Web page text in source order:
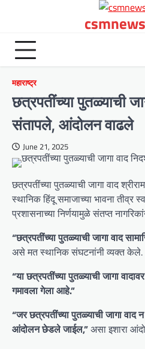
महाराष्ट्र
छत्रपतींच्या पुतळ्याची
संतापले, आंदोलन वाढले
June 21, 2025
छत्रपतींच्या पुतळ्याची जागा वाद
स्थानिक हिंदू समाजाच्या भावना तीव्र
प्रशासनाच्या निर्णयामुळे संतप्त
“छत्रपतींच्या पुतळ्याची जागा वाद
असे मत स्थानिक संघटनांनी व्यक्त केले.
“या छत्रपतींच्या पुतळ्याची जागा
गमावला गेला आहे.”
“जर छत्रपतींच्या पुतळ्याची जागा वाद
आंदोलन छेडले जाईल,”असा इशारा